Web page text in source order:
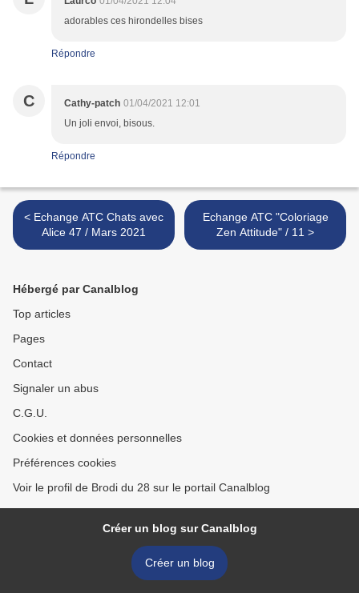
adorables ces hirondelles bises
Répondre
C Cathy-patch 01/04/2021 12:01
Un joli envoi, bisous.
Répondre
< Echange ATC Chats avec
Alice 47 / Mars 2021
Echange ATC "Coloriage
Zen Attitude" / 11 >
Hébergé par Canalblog
Top articles
Pages
Contact
Signaler un abus
C.G.U.
Cookies et données personnelles
Préférences cookies
Voir le profil de Brodi du 28 sur le portail Canalblog
Créer un blog sur Canalblog
Créer un blog